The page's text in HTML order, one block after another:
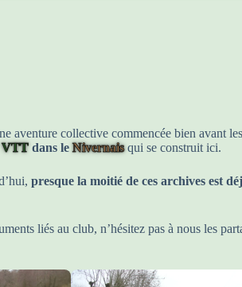
aventure collective commencée bien avant
VTTdans leNivernaisqui se construit ici.
presque la moitié de ces archives est
liés au club, n’hésitez pas à nous les